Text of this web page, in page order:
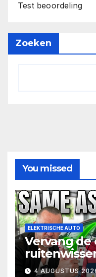
Test beoordeling
Zoeken
You missed
ELEKTRISCHE AUTO
Vervang de
Tesla
4 AUGUSTUS